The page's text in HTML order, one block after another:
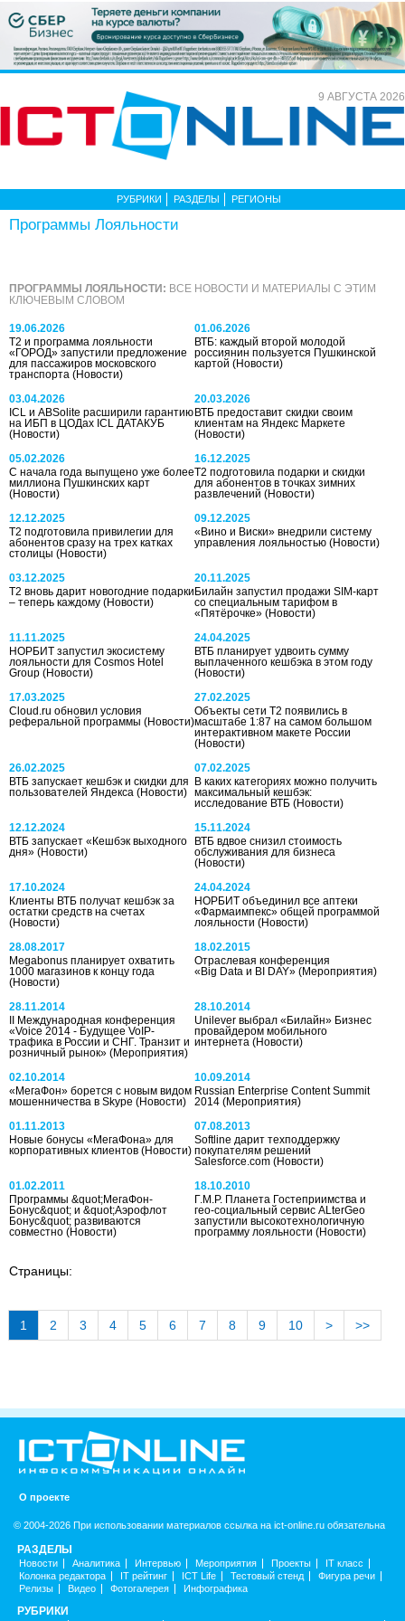
9 АВГУСТА 2026
РУБРИКИ РАЗДЕЛЫ РЕГИОНЫ
Программы Лояльности
ПРОГРАММЫ ЛОЯЛЬНОСТИ: ВСЕ НОВОСТИ И МАТЕРИАЛЫ С ЭТИМ
КЛЮЧЕВЫМ СЛОВОМ
19.06.2026
Т2 и программа лояльности
«ГОРОД» запустили предложение
для пассажиров московского
транспорта (Новости)
01.06.2026
ВТБ: каждый второй молодой
россиянин пользуется Пушкинской
картой(Новости)
03.04.2026
ICL и ABSolite расширили гарантию
на ИБП в ЦОДах ICL ДАТАКУБ
(Новости)
20.03.2026
ВТБ предоставит скидки своим
клиентам на Яндекс Маркете
(Новости)
05.02.2026
С начала года выпущено уже более
миллиона Пушкинских карт
(Новости)
16.12.2025
Т2 подготовила подарки и скидки
для абонентов в точках зимних
развлечений(Новости)
12.12.2025
Т2 подготовила привилегии для
абонентов сразу на трех катках
столицы (Новости)
09.12.2025
«Вино и Виски» внедрили систему
управления лояльностью(Новости)
03.12.2025
T2 вновь дарит новогодние подарки
– теперь каждому (Новости)
20.11.2025
Билайн запустил продажи SIM-карт
со специальным тарифом в
«Пятёрочке»(Новости)
11.11.2025
НОРБИТ запустил экосистему
лояльности для Cosmos Hotel
Group (Новости)
24.04.2025
ВТБ планирует удвоить сумму
выплаченного кешбэка в этом году
(Новости)
17.03.2025
Cloud.ru обновил условия
реферальной программы (Новости)
27.02.2025
Объекты сети Т2 появились в
масштабе 1:87 на самом большом
интерактивном макете России
(Новости)
26.02.2025
ВТБ запускает кешбэк и скидки для
пользователей Яндекса (Новости)
07.02.2025
В каких категориях можно получить
максимальный кешбэк:
исследование ВТБ(Новости)
12.12.2024
ВТБ запускает «Кешбэк выходного
дня» (Новости)
15.11.2024
ВТБ вдвое снизил стоимость
обслуживания для бизнеса
(Новости)
17.10.2024
Клиенты ВТБ получат кешбэк за
остатки средств на счетах
(Новости)
24.04.2024
НОРБИТ объединил все аптеки
«Фармаимпекс» общей программой
лояльности(Новости)
28.08.2017
Megabonus планирует охватить
1000 магазинов к концу года
(Новости)
18.02.2015
Отраслевая конференция
«Big Data и BI DAY»(Мероприятия)
28.11.2014
II Международная конференция
«Voice 2014 - Будущее VoIP-
трафика в России и СНГ. Транзит и
розничный рынок» (Мероприятия)
28.10.2014
Unilever выбрал «Билайн» Бизнес
провайдером мобильного
интернета(Новости)
02.10.2014
«МегаФон» борется с новым видом
мошенничества в Skype (Новости)
10.09.2014
Russian Enterprise Content Summit
2014(Мероприятия)
01.11.2013
Новые бонусы «МегаФона» для
корпоративных клиентов (Новости)
07.08.2013
Softline дарит техподдержку
покупателям решений
Salesforce.com(Новости)
01.02.2011
Программы &quot;МегаФон-
Бонус&quot; и &quot;Аэрофлот
Бонус&quot; развиваются
совместно (Новости)
18.10.2010
Г.М.Р. Планета Гостеприимства и
гео-социальный сервис ALterGeo
запустили высокотехнологичную
программу лояльности(Новости)
Страницы:
1 2 3 4 5 6 7 8 9 10 > >>
О проекте
© 2004-2026 При использовании материалов ссылка на ict-online.ru обязательна
РАЗДЕЛЫ
Новости Аналитика Интервью Мероприятия Проекты
IT класс
Колонка редактора
IT рейтинг ICT Life Тестовый стенд
Фигура речи
Релизы
Видео Фотогалерея Инфографика
РУБРИКИ